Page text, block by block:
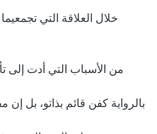
خلال العلاقة التي
بالرواية كفن قائم بذاتو، بل